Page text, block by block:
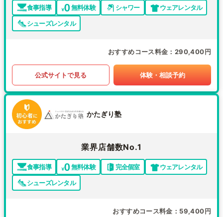
食事指導 無料体験 シャワー
ウェアレンタル
シューズレンタル
おすすめコース料金 290,400円
公式サイトで見る 体験・相談予約
かたぎり塾
業界店舗数No.1
食事指導 無料体験 完全個室
ウェアレンタル
シューズレンタル
おすすめコース料金 59,400円